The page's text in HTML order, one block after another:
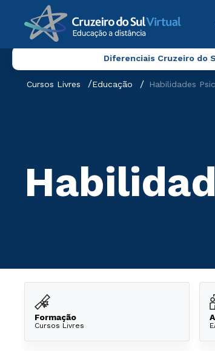
Diferenciais Cruzeiro do
Cursos Livres Educação Habilidades
Formação
Cursos Livres